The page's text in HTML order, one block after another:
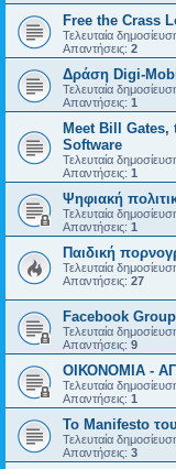
Free the Crass
Τελευταία
Απαντήσεις: 2
Δράση Digi-
Τελευταία
Απαντήσεις: 1
Meet Bill Gates,
Software
Τελευταία
Απαντήσεις: 1
Ψηφιακή
Τελευταία
Απαντήσεις: 1
Παιδική
Τελευταία
Απαντήσεις: 27
Facebook
Τελευταία
Απαντήσεις: 9
ΟΙΚΟΝΟΜΙΑ -
Τελευταία
Απαντήσεις: 1
Το Manifesto
Τελευταία
Απαντήσεις: 3